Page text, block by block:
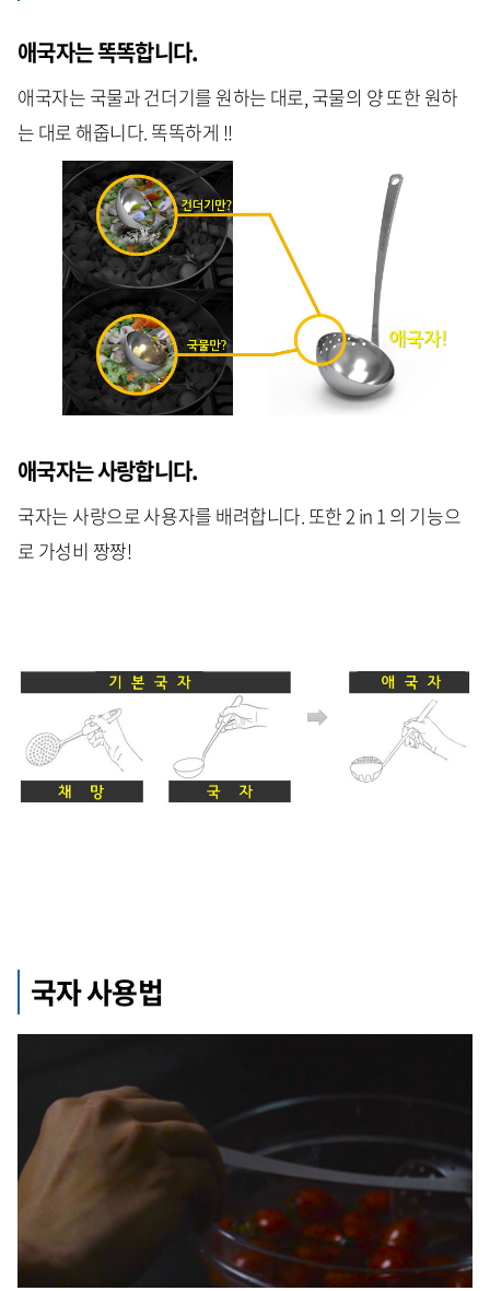
애국자는 똑똑합니다.
애국자는 국물과 건더기를 원하는 대로, 국물의 양 또한 원하
는 대로 해줍니다. 똑똑하게 !!
애국자는 사랑합니다.
국자는 사랑으로 사용자를 배려합니다. 또한 2 in 1 의 기능으
로 가성비 짱짱!
국자 사용법